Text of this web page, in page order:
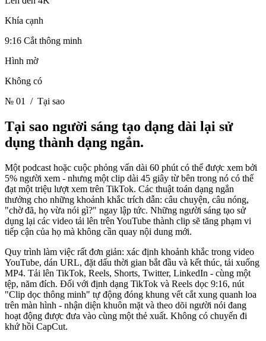
Khía cạnh
9:16 Cắt thông minh
Hình mờ
Không có
№ 01
/ Tại sao
Tại sao người sáng tạo dạng dài lại sử
dụng thành dạng ngắn.
Một podcast hoặc cuộc phỏng vấn dài 60 phút có thể được xem bởi
5% người xem - nhưng một clip dài 45 giây từ bên trong nó có thể
đạt một triệu lượt xem trên TikTok. Các thuật toán dạng ngắn
thưởng cho những khoảnh khắc trích dẫn: câu chuyện, câu nóng,
"chờ đã, họ vừa nói gì?" ngay lập tức. Những người sáng tạo sử
dụng lại các video tải lên trên YouTube thành clip sẽ tăng phạm vi
tiếp cận của họ mà không cần quay nội dung mới.
Quy trình làm việc rất đơn giản: xác định khoảnh khắc trong video
YouTube, dán URL, đặt dấu thời gian bắt đầu và kết thúc, tải xuống
MP4. Tải lên TikTok, Reels, Shorts, Twitter, LinkedIn - cùng một
tệp, năm đích. Đối với định dạng TikTok và Reels dọc 9:16, nút
"Clip dọc thông minh" tự động đóng khung vết cắt xung quanh loa
trên màn hình - nhận diện khuôn mặt và theo dõi người nói đang
hoạt động được đưa vào cùng một thẻ xuất. Không có chuyến đi
khứ hồi CapCut.